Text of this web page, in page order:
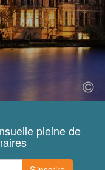
pleine de